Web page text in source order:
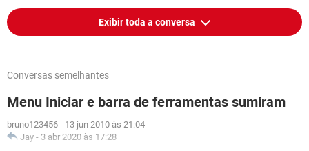
Exibir toda a conversa
Conversas semelhantes
Menu Iniciar e barra de ferramentas sumiram
bruno123456 - 13 jun 2010 às 21:04
Jay - 3 abr 2020 às 17:28